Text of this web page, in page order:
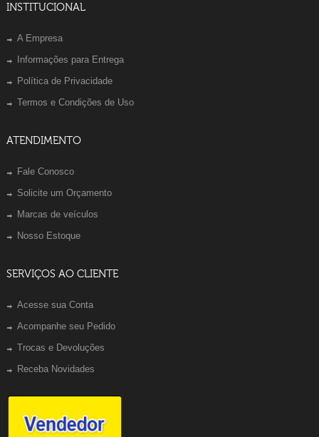
INSTITUCIONAL
A Empresa
Informações para Entrega
Política de Privacidade
Termos e Condições de Uso
ATENDIMENTO
Fale Conosco
Solicite um Orçamento
Marcas de veículos
Nosso Estoque
SERVIÇOS AO CLIENTE
Acesse sua Conta
Acompanhe seu Pedido
Trocas e Devoluções
Receba Novidades